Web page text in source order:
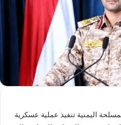
اليمنية تنفيذ عملية عسكرية